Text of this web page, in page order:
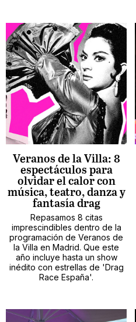
Veranos de la Villa: 8
espectáculos para
olvidar el calor con
música, teatro, danza y
fantasía drag
Repasamos 8 citas
imprescindibles dentro de la
programación de Veranos de
la Villa en Madrid. Que este
año incluye hasta un show
inédito con estrellas de 'Drag
Race España'.